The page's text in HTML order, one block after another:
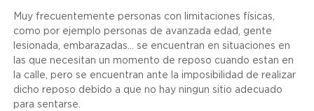
Muy frecuentemente personas con limitaciones físicas,
como por ejemplo personas de avanzada edad, gente
lesionada, embarazadas... se encuentran en situaciones en
las que necesitan un momento de reposo cuando estan en
la calle, pero se encuentran ante la imposibilidad de realizar
dicho reposo debido a que no hay ningun sitio adecuado
para sentarse.